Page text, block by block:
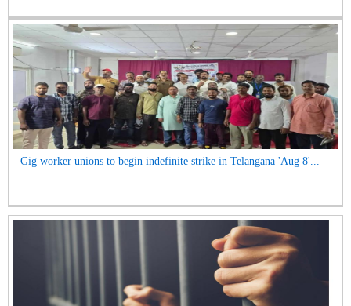
Gig worker unions to begin indefinite strike in Telangana 'Aug 8'...